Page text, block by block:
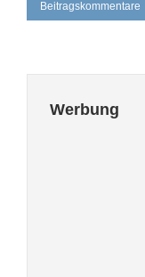
Beitragskommentare
Werbung